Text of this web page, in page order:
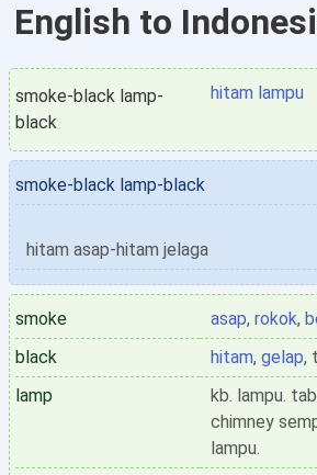
English to
smoke-black lamp-
black
hitam lampu
smoke-black lamp-black
hitam asap-hitam jelaga
smoke asap, rokok,
black
hitam, gelap,
lamp
kb. lampu.
chimney
lampu.